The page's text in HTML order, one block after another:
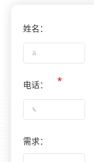
姓名：
电话：
需求：